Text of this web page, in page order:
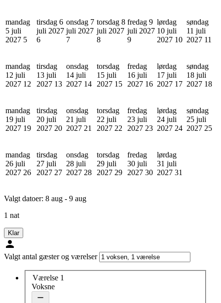
mandag
5 juli
2027 5
tirsdag 6
juli 2027
6
onsdag 7
juli 2027
7
torsdag 8
juli 2027
8
fredag 9
juli 2027
9
lørdag
10 juli
2027 10
søndag
11 juli
2027 11
mandag
12 juli
2027 12
tirsdag
13 juli
2027 13
onsdag
14 juli
2027 14
torsdag
15 juli
2027 15
fredag
16 juli
2027 16
lørdag
17 juli
2027 17
søndag
18 juli
2027 18
mandag
19 juli
2027 19
tirsdag
20 juli
2027 20
onsdag
21 juli
2027 21
torsdag
22 juli
2027 22
fredag
23 juli
2027 23
lørdag
24 juli
2027 24
søndag
25 juli
2027 25
mandag
26 juli
2027 26
tirsdag
27 juli
2027 27
onsdag
28 juli
2027 28
torsdag
29 juli
2027 29
fredag
30 juli
2027 30
lørdag
31 juli
2027 31
Valgt datoer: 8 aug - 9 aug
1 nat
Klar
Valgt antal gæster og værelser
Værelse 1
Voksne